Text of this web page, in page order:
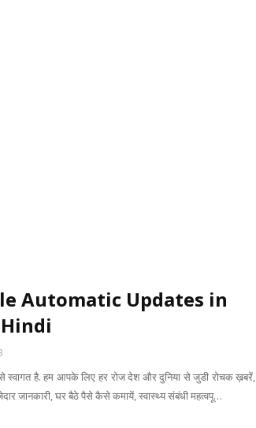
Automatic Updates in
है. हम आपके लिए हर रोज देश और दुनिया से जुडी रोचक ख़बरें,
जानकारी, घर बैठे पैसे कैसे कमायें, स्वास्थ्य संबंधी महत्वपू…